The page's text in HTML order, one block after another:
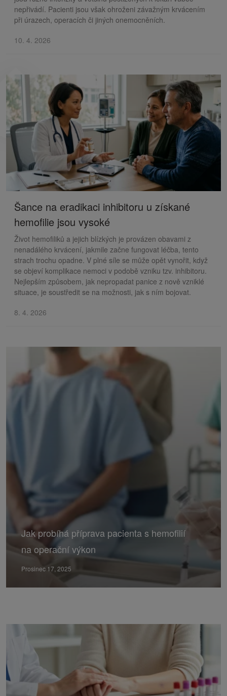
nepřivádí. Pacienti jsou však ohroženi závažným krvácením
při úrazech, operacích či jiných onemocněních.
10. 4. 2026
Šance na eradikaci inhibitoru u získané
hemofilie jsou vysoké
Život hemofiliků a jejich blízkých je provázen obavami z
nenadálého krvácení, jakmile začne fungovat léčba, tento
strach trochu opadne. V plné síle se může opět vynořit, když
se objeví komplikace nemoci v podobě vzniku tzv. inhibitoru.
Nejlepším způsobem, jak nepropadat panice z nově vzniklé
situace, je soustředit se na možnosti, jak s ním bojovat.
8. 4. 2026
Jak probíhá příprava pacienta s hemofilií
na operační výkon
Prosinec 17, 2025